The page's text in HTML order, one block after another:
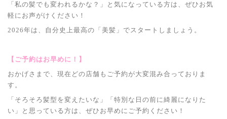
「私の髪でも変われるかな？」と気になっている方は、ぜひお気
軽にお声がけください！
2026年は、自分史上最高の「美髪」でスタートしましょう。
【ご予約はお早めに！】
おかげさまで、現在どの店舗もご予約が大変混み合っておりま
す。
「そろそろ髪型を変えたいな」「特別な日の前に綺麗になりた
い」と思っている方は、ぜひお早めにご予約ください！